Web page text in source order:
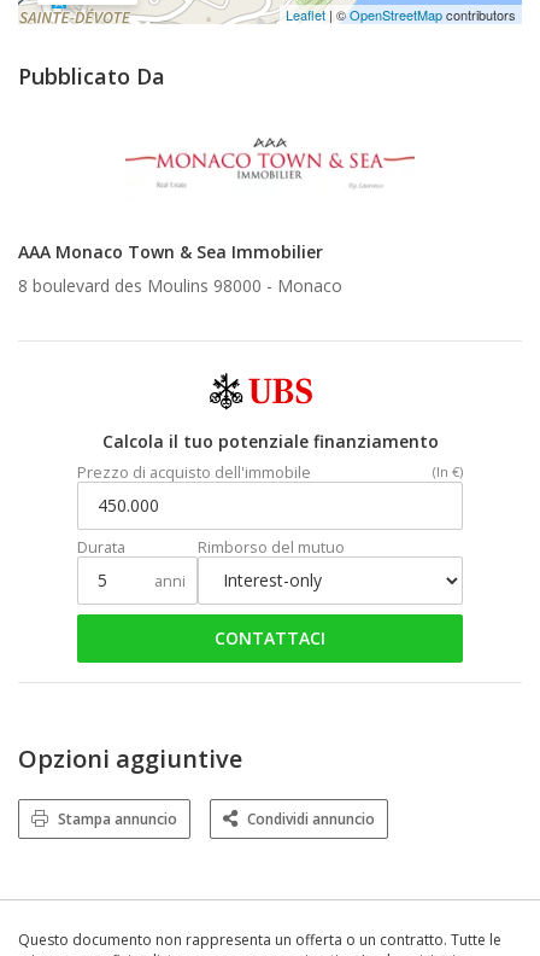
Leaflet | ©OpenStreetMapcontributors
Pubblicato Da
AAA Monaco Town & Sea Immobilier
8 boulevard des Moulins 98000 - Monaco
Calcola il tuo potenziale finanziamento
Prezzo di acquisto dell'immobile (In €)
Durata
anni
Rimborso del mutuo
CONTATTACI
Opzioni aggiuntive
Stampa annuncio Condividi annuncio
Questo documento non rappresenta un offerta o un contratto. Tutte le